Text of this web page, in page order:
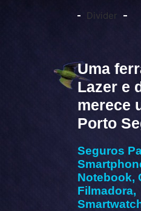
Divider
Uma
Lazer e
merece
Porto
Seguros
Notebook,
Filmadora,